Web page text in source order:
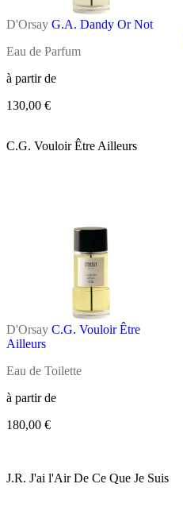
D'Orsay G.A. Dandy Or Not
Eau de Parfum
à partir de
130,00 €
C.G. Vouloir Être Ailleurs
D'Orsay C.G. Vouloir Être
Ailleurs
Eau de Toilette
à partir de
180,00 €
J.R. J'ai l'Air De Ce Que Je Suis